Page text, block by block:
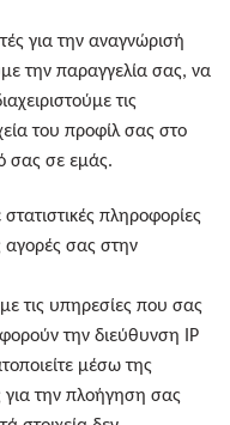
για την αναγνώρισή
την παραγγελία σας, να
τις
του προφίλ σας στο
σας σε εμάς.
πληροφορίες
αγορές σας στην
τις υπηρεσίες που σας
την διεύθυνση IP
μέσω της
για την πλοήγηση σας